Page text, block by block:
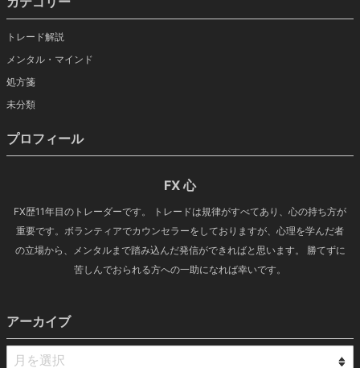
トレード解説
メンタル・マインド
処方箋
未分類
プロフィール
FX 心
FX歴11年目のトレーダーです。 トレードは規律がすべてあり、心の持ち方が
重要です。ボランティアでカウンセラーをしておりますが、心理を学んだ者
の立場から、メンタルまで踏み込んだ発信ができればと思います。 勝てずに
苦しんでおられる方への一助になれば幸いです。
アーカイブ